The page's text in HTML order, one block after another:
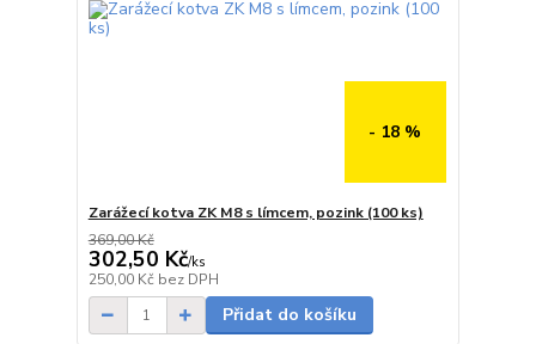
- 18 %
Zarážecí kotva ZK M8 s límcem, pozink (100 ks)
369,00 Kč
302,50 Kč/ks
250,00 Kč bez DPH
Přidat do košíku